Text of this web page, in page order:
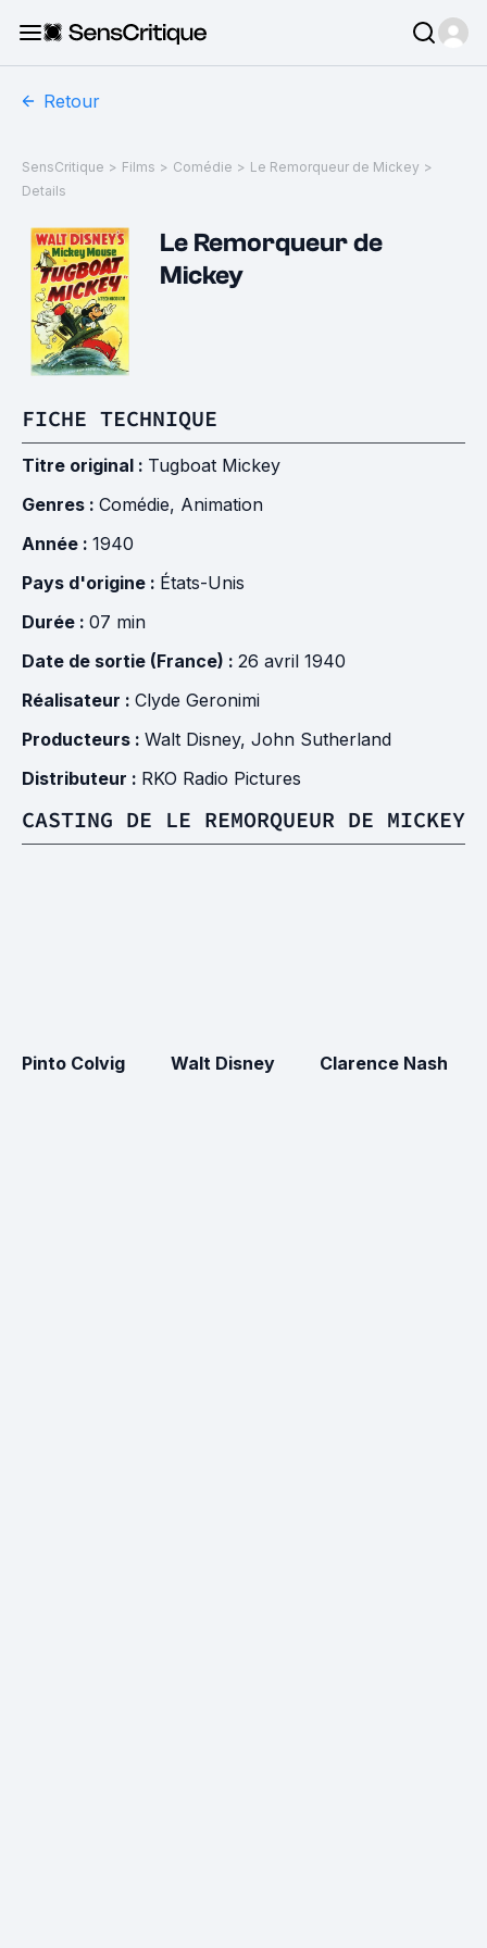
Retour
SensCritique > Films > Comédie > Le Remorqueur de Mickey >
Details
Le Remorqueur de
Mickey
FICHE TECHNIQUE
Titre original : Tugboat Mickey
Genres : Comédie, Animation
Année : 1940
Pays d'origine : États-Unis
Durée : 07 min
Date de sortie (France) : 26 avril 1940
Réalisateur : Clyde Geronimi
Producteurs : Walt Disney, John Sutherland
Distributeur : RKO Radio Pictures
CASTING DE LE REMORQUEUR DE MICKEY
Pinto Colvig Walt Disney Clarence Nash